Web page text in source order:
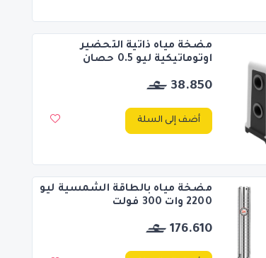
مضخة مياه ذاتية التحضير
اوتوماتيكية ليو 0.5 حصان
38.850
أضف إلى السلة
مضخة مياه بالطاقة الشمسية ليو
2200 وات 300 فولت
176.610